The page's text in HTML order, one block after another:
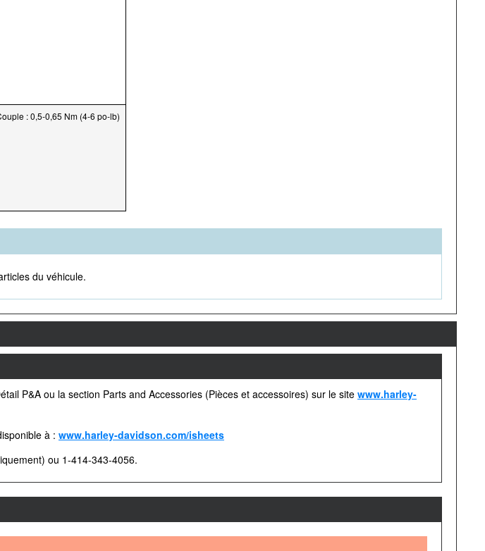
: 0,5-0,65 Nm (4-6 po-lb)
du véhicule.
P&A ou la section Parts and Accessories (Pièces et accessoires) sur le site www.harley-
à : www.harley-davidson.com/isheets
ou 1-414-343-4056.